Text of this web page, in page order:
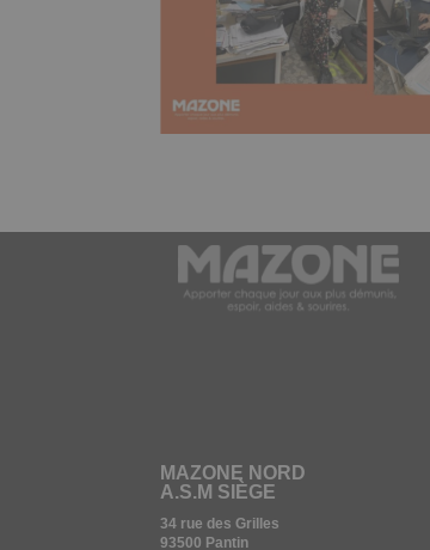
MAZONE NORD
A.S.M SIÈGE
34 rue des Grilles
93500 Pantin